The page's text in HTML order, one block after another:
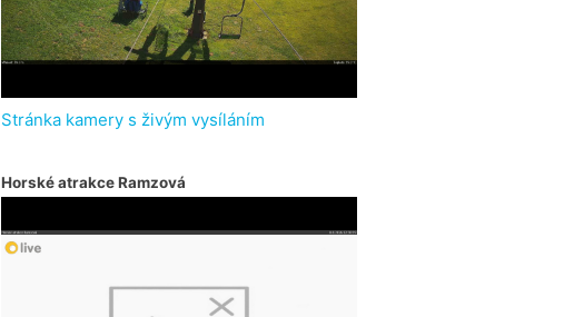
Stránka kamery s živým vysíláním
Horské atrakce Ramzová